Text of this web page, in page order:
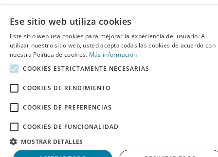
Ese sitio web utiliza cookies
Este sitio web usa cookies para mejorar la experiencia del usuario. Al
utilizar nuestro sitio web, usted acepta todas las cookies de acuerdo con
nuestra Política de cookies. Más información
COOKIES ESTRICTAMENTE NECESARIAS
COOKIES DE RENDIMIENTO
COOKIES DE PREFERENCIAS
COOKIES DE FUNCIONALIDAD
MOSTRAR DETALLES